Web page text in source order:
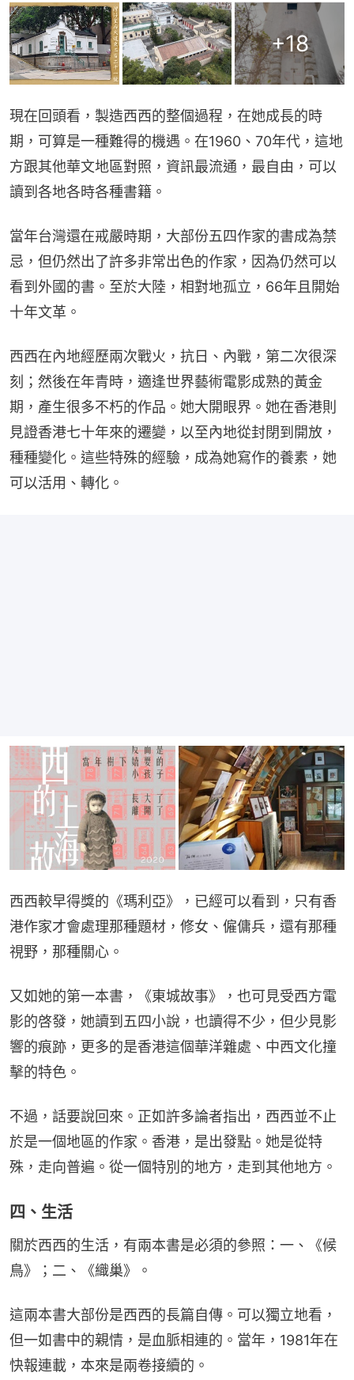
+18
現在回頭看，製造西西的整個過程，在她成長的時
期，可算是一種難得的機遇。在1960、70年代，這地
方跟其他華文地區對照，資訊最流通，最自由，可以
讀到各地各時各種書籍。
當年台灣還在戒嚴時期，大部份五四作家的書成為禁
忌，但仍然出了許多非常出色的作家，因為仍然可以
看到外國的書。至於大陸，相對地孤立，66年且開始
十年文革。
西西在內地經歷兩次戰火，抗日、內戰，第二次很深
刻；然後在年青時，適逢世界藝術電影成熟的黃金
期，產生很多不朽的作品。她大開眼界。她在香港則
見證香港七十年來的遷變，以至內地從封閉到開放，
種種變化。這些特殊的經驗，成為她寫作的養素，她
可以活用、轉化。
西西較早得獎的《瑪利亞》，已經可以看到，只有香
港作家才會處理那種題材，修女、僱傭兵，還有那種
視野，那種關心。
又如她的第一本書，《東城故事》，也可見受西方電
影的啓發，她讀到五四小說，也讀得不少，但少見影
響的痕跡，更多的是香港這個華洋雜處、中西文化撞
擊的特色。
不過，話要說回來。正如許多論者指出，西西並不止
於是一個地區的作家。香港，是出發點。她是從特
殊，走向普遍。從一個特別的地方，走到其他地方。
四、生活
關於西西的生活，有兩本書是必須的參照：一、《候
鳥》；二、《織巢》。
這兩本書大部份是西西的長篇自傳。可以獨立地看，
但一如書中的親情，是血脈相連的。當年，1981年在
快報連載，本來是兩卷接續的。